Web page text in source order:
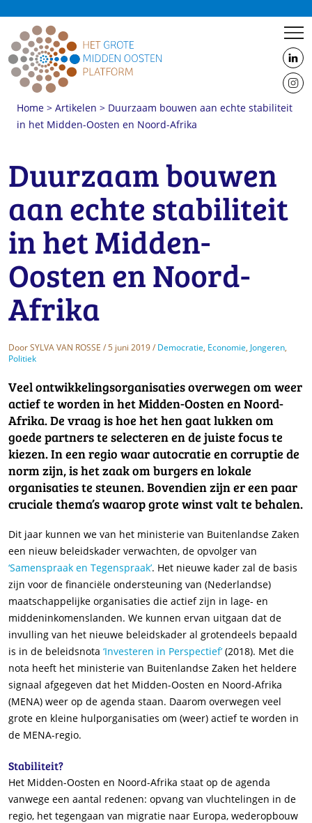
us
on
us
on
Home > Artikelen > Duurzaam bouwen aan echte stabiliteit
in het Midden-Oosten en Noord-Afrika
Duurzaam bouwen
aan echte stabiliteit
in het Midden-
Oosten en Noord-
Afrika
DoorSYLVA VAN ROSSE / 5 juni 2019 / Democratie, Economie, Jongeren,
Politiek
Veel ontwikkelingsorganisaties overwegen om weer
actief te worden in het Midden-Oosten en Noord-
Afrika. De vraag is hoe het hen gaat lukken om
goede partners te selecteren en de juiste focus te
kiezen. In een regio waar autocratie en corruptie de
norm zijn, is het zaak om burgers en lokale
organisaties te steunen. Bovendien zijn er een paar
cruciale thema’s waarop grote winst valt te behalen.
Dit jaar kunnen we van het ministerie van Buitenlandse Zaken
een nieuw beleidskader verwachten, de opvolger van
‘Samenspraak en Tegenspraak’. Het nieuwe kader zal de basis
zijn voor de financiële ondersteuning van (Nederlandse)
maatschappelijke organisaties die actief zijn in lage- en
middeninkomenslanden. We kunnen ervan uitgaan dat de
invulling van het nieuwe beleidskader al grotendeels bepaald
is in de beleidsnota ‘Investeren in Perspectief’ (2018). Met die
nota heeft het ministerie van Buitenlandse Zaken het heldere
signaal afgegeven dat het Midden-Oosten en Noord-Afrika
(MENA) weer op de agenda staan. Daarom overwegen veel
grote en kleine hulporganisaties om (weer) actief te worden in
de MENA-regio.
Stabiliteit?
Het Midden-Oosten en Noord-Afrika staat op de agenda
vanwege een aantal redenen: opvang van vluchtelingen in de
regio, het tegengaan van migratie naar Europa, wederopbouw